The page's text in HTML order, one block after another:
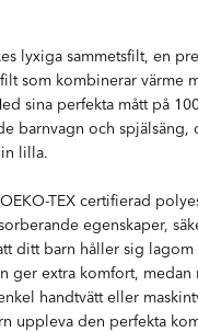
lyxiga sammetsfilt, en
som kombinerar värme
sina perfekta mått på
barnvagn och spjälsäng,
lilla.
TEX certifierad
egenskaper,
ditt barn håller sig lagom
ger extra komfort, medan
handtvätt eller
uppleva den perfekta